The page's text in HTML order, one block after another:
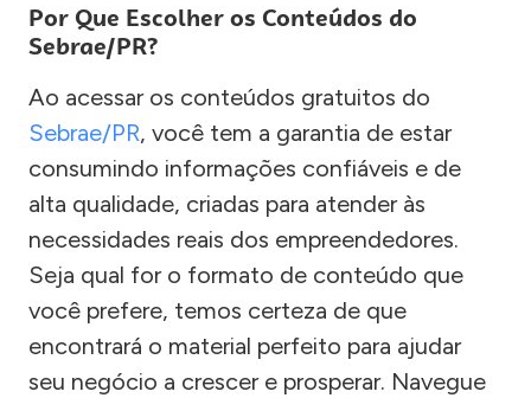
Por Que Escolher os Conteúdos do
Sebrae/PR?
Ao acessar os conteúdos gratuitos do
Sebrae/PR, você tem a garantia de estar
consumindo informações confiáveis e de
alta qualidade, criadas para atender às
necessidades reais dos empreendedores.
Seja qual for o formato de conteúdo que
você prefere, temos certeza de que
encontrará o material perfeito para ajudar
seu negócio a crescer e prosperar. Navegue